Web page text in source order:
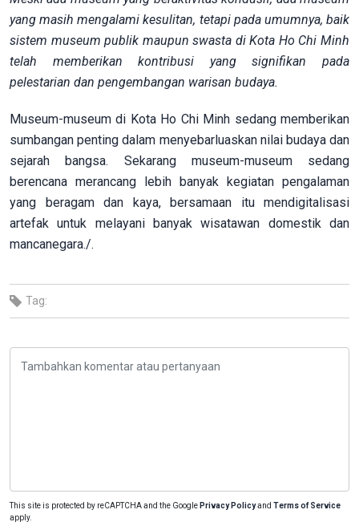
yang masih mengalami kesulitan, tetapi pada umumnya, baik
sistem museum publik maupun swasta di Kota Ho Chi Minh
telah memberikan kontribusi yang signifikan pada
pelestarian dan pengembangan warisan budaya.
Museum-museum di Kota Ho Chi Minh sedang memberikan
sumbangan penting dalam menyebarluaskan nilai budaya dan
sejarah bangsa. Sekarang museum-museum sedang
berencana merancang lebih banyak kegiatan pengalaman
yang beragam dan kaya, bersamaan itu mendigitalisasi
artefak untuk melayani banyak wisatawan domestik dan
mancanegara./.
Tag:
This site is protected by reCAPTCHA and the Google Privacy Policyand Terms of Service
apply.